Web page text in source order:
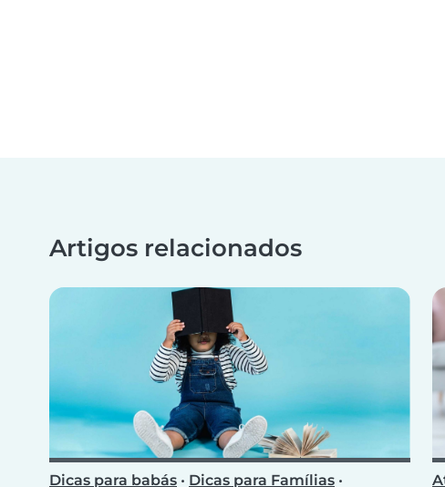
Artigos relacionados
Dicas para babás • Dicas para Famílias •